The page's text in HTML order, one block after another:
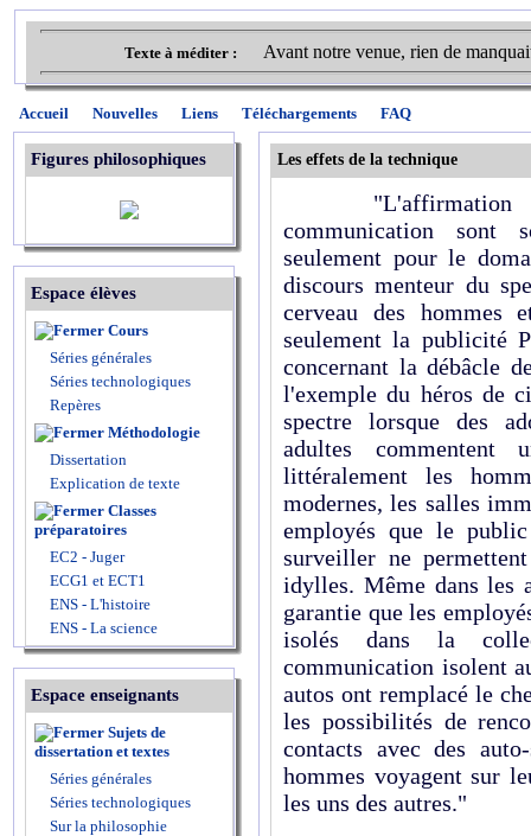
Texte à méditer : Avant notre venue, rien de
Accueil Nouvelles Liens Téléchargements FAQ
Figures philosophiques
Espace élèves
Cours
Séries générales
Séries technologiques
Repères
Méthodologie
Dissertation
Explication de texte
Classes
préparatoires
EC2 - Juger
ECG1 et ECT1
ENS - L'histoire
ENS - La science
Espace enseignants
Sujets de
dissertation et textes
Séries générales
Séries technologiques
Sur la philosophie
Les effets de la technique
"L'affirmation
communication sont
seulement pour le
discours menteur du
cerveau des hommes
seulement la publicité
concernant la débâcle
l'exemple du héros de
spectre lorsque des
adultes commentent
littéralement les
modernes, les salles
employés que le
surveiller ne
idylles. Même dans les
garantie que les
isolés dans la
communication isolent
autos ont remplacé le
les possibilités de
contacts avec des
hommes voyagent sur
les uns des autres."